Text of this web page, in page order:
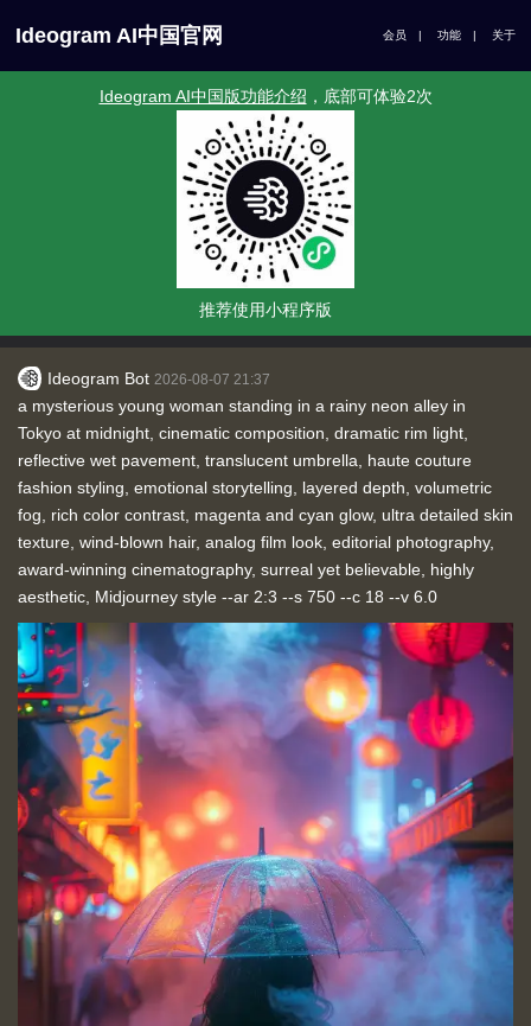
Ideogram AI中国官网 会员 | 功能 | 关于
Ideogram AI中国版功能介绍 ，底部可体验2次
推荐使用小程序版
Ideogram Bot 2026-08-07 21:37
a mysterious young woman standing in a rainy neon alley in
Tokyo at midnight, cinematic composition, dramatic rim light,
reflective wet pavement, translucent umbrella, haute couture
fashion styling, emotional storytelling, layered depth, volumetric
fog, rich color contrast, magenta and cyan glow, ultra detailed skin
texture, wind-blown hair, analog film look, editorial photography,
award-winning cinematography, surreal yet believable, highly
aesthetic, Midjourney style --ar 2:3 --s 750 --c 18 --v 6.0